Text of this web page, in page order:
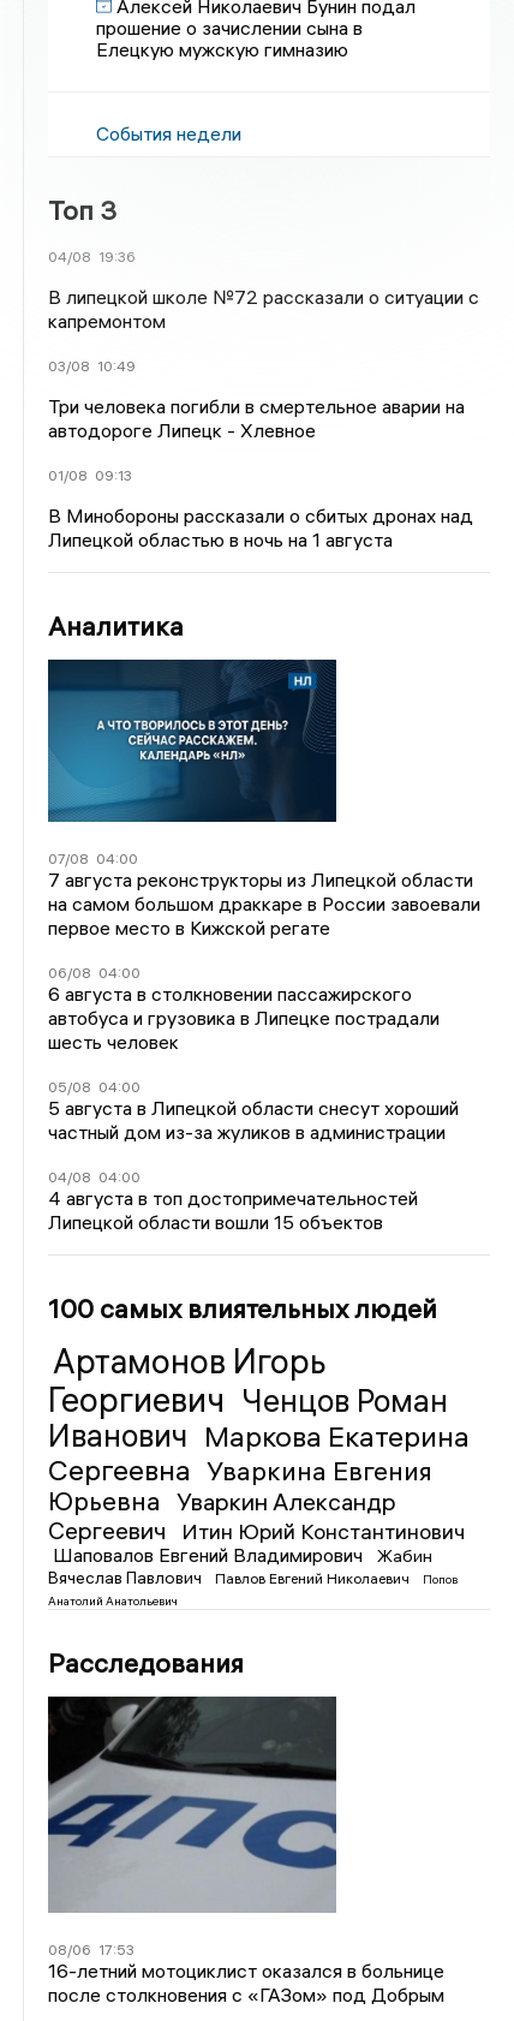
Алексей Николаевич Бунин подал
прошение о зачислении сына в
Елецкую мужскую гимназию
События недели
Топ 3
04/08 19:36
В липецкой школе №72 рассказали о ситуации с
капремонтом
03/08 10:49
Три человека погибли в смертельное аварии на
автодороге Липецк - Хлевное
01/08 09:13
В Минобороны рассказали о сбитых дронах над
Липецкой областью в ночь на 1 августа
Аналитика
07/08 04:00
7 августа реконструкторы из Липецкой области
на самом большом драккаре в России завоевали
первое место в Кижской регате
06/08 04:00
6 августа в столкновении пассажирского
автобуса и грузовика в Липецке пострадали
шесть человек
05/08 04:00
5 августа в Липецкой области снесут хороший
частный дом из-за жуликов в администрации
04/08 04:00
4 августа в топ достопримечательностей
Липецкой области вошли 15 объектов
100 самых влиятельных людей
Артамонов Игорь
Георгиевич Ченцов Роман
Иванович Маркова Екатерина
Сергеевна Уваркина Евгения
Юрьевна
Уваркин Александр
Сергеевич
Итин Юрий Константинович
Шаповалов Евгений Владимирович
Жабин
Вячеслав Павлович
Павлов Евгений Николаевич
Попов
Анатолий Анатольевич
Расследования
08/06 17:53
16-летний мотоциклист оказался в больнице
после столкновения с «ГАЗом» под Добрым